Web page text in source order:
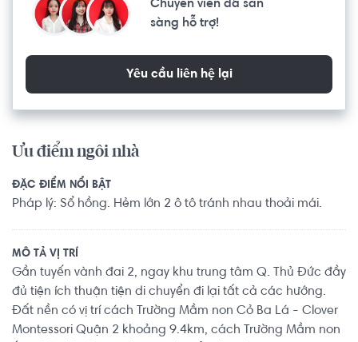
Chuyên viên đã sẵn
sàng hỗ trợ!
Yêu cầu liên hệ lại
Ưu điểm ngôi nhà
ĐẶC ĐIỂM NỔI BẬT
Pháp lý: Sổ hồng. Hẻm lớn 2 ô tô tránh nhau thoải mái.
MÔ TẢ VỊ TRÍ
Gần tuyến vành đai 2, ngay khu trung tâm Q. Thủ Đức đầy
đủ tiện ích thuận tiện di chuyển đi lại tất cả các hướng.
Đất nền có vị trí cách Trường Mầm non Cỏ Ba Lá - Clover
Montessori Quận 2 khoảng 9.4km, cách Trường Mầm non